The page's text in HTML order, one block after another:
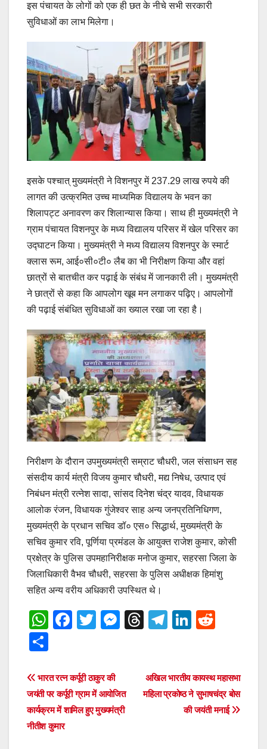
इस पंचायत के लोगों को एक ही छत के नीचे सभी सरकारी
सुविधाओं का लाभ मिलेगा।
इसके पश्चात् मुख्यमंत्री ने विशनपुर में 237.29 लाख रुपये की
लागत की उत्क्रमित उच्च माध्यमिक विद्यालय के भवन का
शिलापट्ट अनावरण कर शिलान्यास किया। साथ ही मुख्यमंत्री ने
ग्राम पंचायत विशनपुर के मध्य विद्यालय परिसर में खेल परिसर का
उद्घाटन किया। मुख्यमंत्री ने मध्य विद्यालय विशनपुर के स्मार्ट
क्लास रूम, आई०सी०टी० लैब का भी निरीक्षण किया और वहां
छात्रों से बातचीत कर पढ़ाई के संबंध में जानकारी ली। मुख्यमंत्री
ने छात्रों से कहा कि आपलोग खूब मन लगाकर पढ़िए। आपलोगों
की पढ़ाई संबंधित सुविधाओं का ख्याल रखा जा रहा है।
निरीक्षण के दौरान उपमुख्यमंत्री सम्राट चौधरी, जल संसाधन सह
संसदीय कार्य मंत्री विजय कुमार चौधरी, मद्य निषेध, उत्पाद एवं
निबंधन मंत्री रत्नेश सादा, सांसद दिनेश चंद्र यादव, विधायक
आलोक रंजन, विधायक गुंजेश्वर साह अन्य जनप्रतिनिधिगण,
मुख्यमंत्री के प्रधान सचिव डॉ० एस० सिद्धार्थ, मुख्यमंत्री के
सचिव कुमार रवि, पूर्णिया प्रमंडल के आयुक्त राजेश कुमार, कोसी
प्रक्षेत्र के पुलिस उपमहानिरीक्षक मनोज कुमार, सहरसा जिला के
जिलाधिकारी वैभव चौधरी, सहरसा के पुलिस अधीक्षक हिमांशु
सहित अन्य वरीय अधिकारी उपस्थित थे।
W
s
A
p
p
F
e
b
o
T
er
M
n
g
T
a
d
T
gr
a
m
Li
e
dI
n
di
t
ar
e
Post
navigation
अखिल भारतीय कायस्थ महासभा
महिला प्रकोष्ठ ने सुभाषचंद्र बोस
की जयंती मनाई
भारत रत्न कर्पूरी ठाकुर की
जयंती पर कर्पूरी ग्राम में आयोजित
कार्यक्रम में शामिल हुए मुख्यमंत्री
नीतीश कुमार